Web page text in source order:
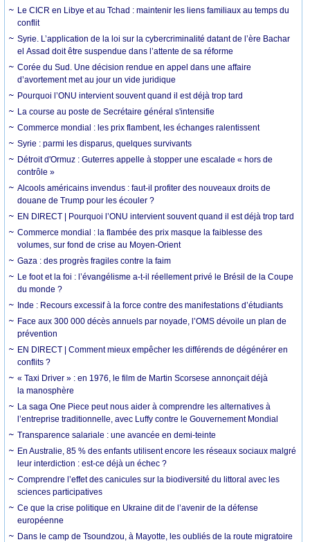
Le CICR en Libye et au Tchad : maintenir les liens familiaux au temps du
conflit
Syrie. L’application de la loi sur la cybercriminalité datant de l’ère Bachar
el Assad doit être suspendue dans l’attente de sa réforme
Corée du Sud. Une décision rendue en appel dans une affaire
d’avortement met au jour un vide juridique
Pourquoi l’ONU intervient souvent quand il est déjà trop tard
La course au poste de Secrétaire général s'intensifie
Commerce mondial : les prix flambent, les échanges ralentissent
Syrie : parmi les disparus, quelques survivants
Détroit d'Ormuz : Guterres appelle à stopper une escalade « hors de
contrôle »
Alcools américains invendus : faut-il profiter des nouveaux droits de
douane de Trump pour les écouler ?
EN DIRECT | Pourquoi l’ONU intervient souvent quand il est déjà trop tard
Commerce mondial : la flambée des prix masque la faiblesse des
volumes, sur fond de crise au Moyen-Orient
Gaza : des progrès fragiles contre la faim
Le foot et la foi : l’évangélisme a-t-il réellement privé le Brésil de la Coupe
du monde ?
Inde : Recours excessif à la force contre des manifestations d’étudiants
Face aux 300 000 décès annuels par noyade, l’OMS dévoile un plan de
prévention
EN DIRECT | Comment mieux empêcher les différends de dégénérer en
conflits ?
« Taxi Driver » : en 1976, le film de Martin Scorsese annonçait déjà
la manosphère
La saga One Piece peut nous aider à comprendre les alternatives à
l’entreprise traditionnelle, avec Luffy contre le Gouvernement Mondial
Transparence salariale : une avancée en demi-teinte
En Australie, 85 % des enfants utilisent encore les réseaux sociaux malgré
leur interdiction : est-ce déjà un échec ?
Comprendre l’effet des canicules sur la biodiversité du littoral avec les
sciences participatives
Ce que la crise politique en Ukraine dit de l’avenir de la défense
européenne
Dans le camp de Tsoundzou, à Mayotte, les oubliés de la route migratoire